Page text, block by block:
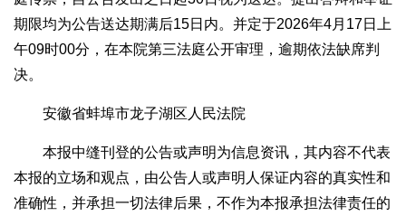
期限均为公告送达期满后15日内。并定于2026年4月17日上
午09时00分，在本院第三法庭公开审理，逾期依法缺席判
决。
安徽省蚌埠市龙子湖区人民法院
本报中缝刊登的公告或声明为信息资讯，其内容不代表
本报的立场和观点，由公告人或声明人保证内容的真实性和
准确性，并承担一切法律后果，不作为本报承担法律责任的